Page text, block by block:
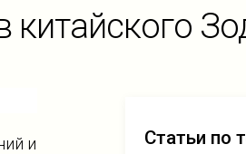
китайского
и
Статьи по